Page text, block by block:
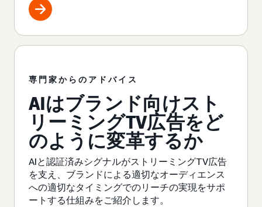
専門家からのアドバイス
AIはブランド向けスト
リーミングTV広告をど
のように変革するか
AIと認証済みシグナルがストリーミングTV広告
を支え、ブランドによる適切なオーディエンス
への適切なタイミングでのリーチの実現をサポ
ートする仕組みをご紹介します。